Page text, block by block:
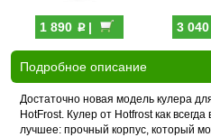
1 890 p| 3 040
Подробное описание
Достаточно новая модель кулера
HotFrost. Кулер от Hotfrostкак всегда
лучшее: прочный корпус, который